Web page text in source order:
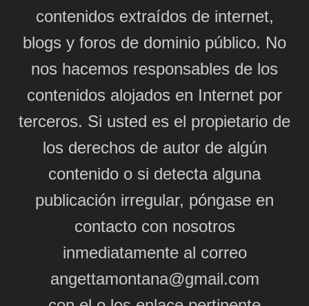
contenidos extraídos de internet,
blogs y foros de dominio público. No
nos hacemos responsables de los
contenidos alojados en Internet por
terceros. Si usted es el propietario de
los derechos de autor de algún
contenido o si detecta alguna
publicación irregular, póngase en
contacto con nosotros
inmediatamente al correo
angettamontana@gmail.com